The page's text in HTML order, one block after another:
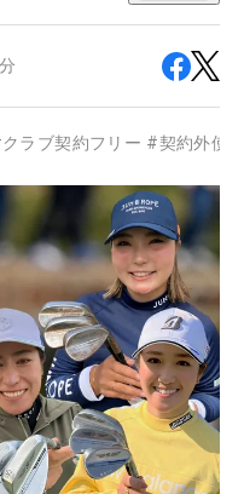
クラブ契約フリー #契約外使